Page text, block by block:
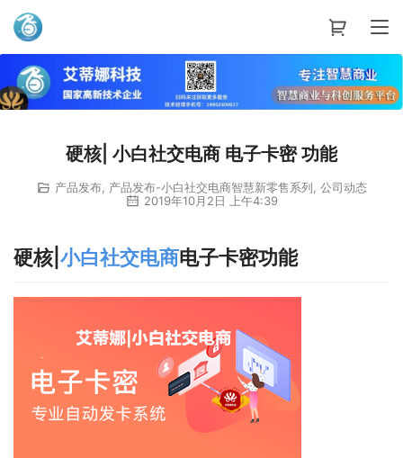
艾蒂娜科技
硬核| 小白社交电商 电子卡密 功能
产品发布, 产品发布-小白社交电商智慧新零售系列 公司动态
2019年10月2日 上午4:39
硬核| 小白社交电商电子卡密功能